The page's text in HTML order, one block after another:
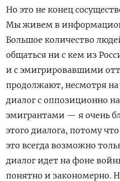
Но это не конец
Мы живем в
Большое количество
общаться ни с кем из
и с эмигрировавшими
продолжают, несмотря
диалог с оппозиционно
эмигрантами — я очень
этого диалога, потому
это всегда возможно
диалог идет на фоне
понятно и закономерно.